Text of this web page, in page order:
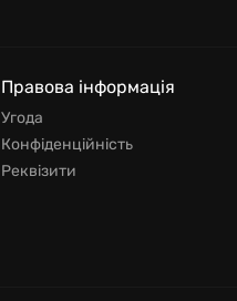
Правова інформація
Угода
Конфіденційність
Реквізити